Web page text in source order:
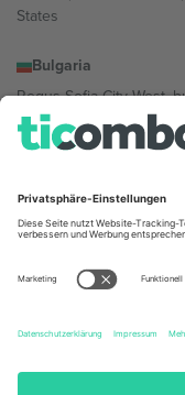
States
Bulgaria
Regus Sofia City West,
Totleben 53-55, 1606
Bulgaria
Mexico
Av Chapultepec 360,
Norte, Cuauhtémoc,
Ciudad de México, CDMX,
Mexico
Die juristische Person
Informationen finden